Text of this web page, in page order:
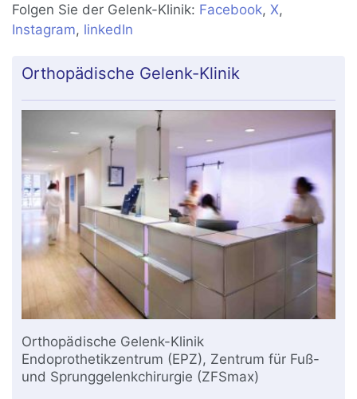
Folgen Sie der Gelenk-Klinik: Facebook,X,
Instagram, linkedIn
Orthopädische Gelenk-Klinik
Orthopädische Gelenk-Klinik
Endoprothetikzentrum (EPZ), Zentrum für Fuß-
und Sprunggelenkchirurgie (ZFSmax)